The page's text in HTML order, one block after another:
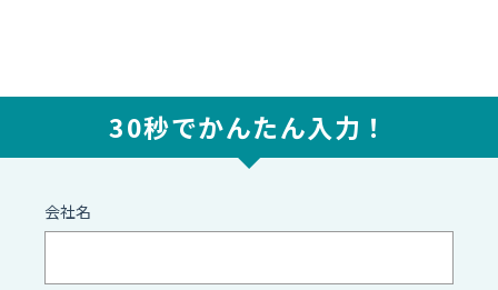
30秒でかんたん入力！
会社名